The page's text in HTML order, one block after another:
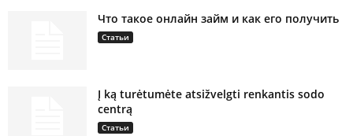
Что такое онлайн займ и как его получить
Статьи
Į ką turėtumėte atsižvelgti renkantis sodo
centrą
Статьи